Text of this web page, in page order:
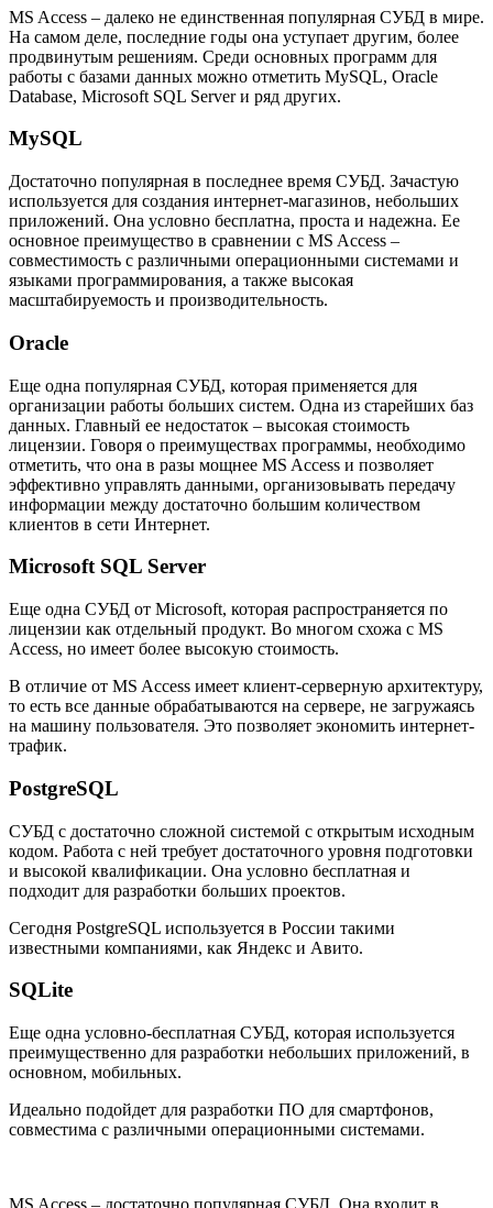
MS Access – далеко не единственная популярная СУБД в мире.
На самом деле, последние годы она уступает другим, более
продвинутым решениям. Среди основных программ для
работы с базами данных можно отметить MySQL, Oracle
Database, Microsoft SQL Server и ряд других.
MySQL
Достаточно популярная в последнее время СУБД. Зачастую
используется для создания интернет-магазинов, небольших
приложений. Она условно бесплатна, проста и надежна. Ее
основное преимущество в сравнении с MS Access –
совместимость с различными операционными системами и
языками программирования, а также высокая
масштабируемость и производительность.
Oracle
Еще одна популярная СУБД, которая применяется для
организации работы больших систем. Одна из старейших баз
данных. Главный ее недостаток – высокая стоимость
лицензии. Говоря о преимуществах программы, необходимо
отметить, что она в разы мощнее MS Access и позволяет
эффективно управлять данными, организовывать передачу
информации между достаточно большим количеством
клиентов в сети Интернет.
Microsoft SQL Server
Еще одна СУБД от Microsoft, которая распространяется по
лицензии как отдельный продукт. Во многом схожа с MS
Access, но имеет более высокую стоимость.
В отличие от MS Access имеет клиент-серверную архитектуру,
то есть все данные обрабатываются на сервере, не загружаясь
на машину пользователя. Это позволяет экономить интернет-
трафик.
PostgreSQL
СУБД с достаточно сложной системой с открытым исходным
кодом. Работа с ней требует достаточного уровня подготовки
и высокой квалификации. Она условно бесплатная и
подходит для разработки больших проектов.
Сегодня PostgreSQL используется в России такими
известными компаниями, как Яндекс и Авито.
SQLite
Еще одна условно-бесплатная СУБД, которая используется
преимущественно для разработки небольших приложений, в
основном, мобильных.
Идеально подойдет для разработки ПО для смартфонов,
совместима с различными операционными системами.
MS Access – достаточно популярная СУБД. Она входит в